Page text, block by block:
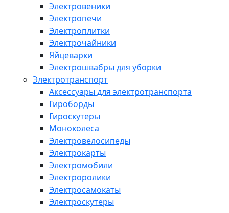
Электровеники
Электропечи
Электроплитки
Электрочайники
Яйцеварки
Электрошвабры для уборки
Электротранспорт
Аксессуары для электротранспорта
Гироборды
Гироскутеры
Моноколеса
Электровелосипеды
Электрокарты
Электромобили
Электроролики
Электросамокаты
Электроскутеры